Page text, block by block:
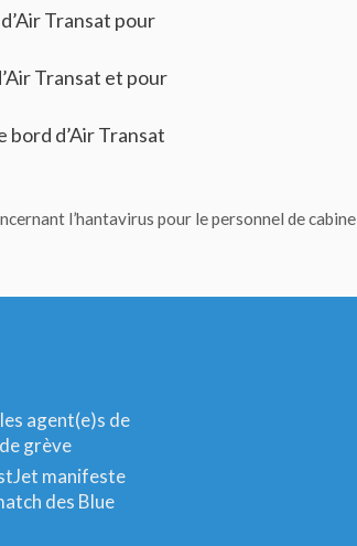
Transat pour
Transat et pour
bord d’Air Transat
l’hantavirus pour le personnel de cabine
agent(e)s de
grève
manifeste
des Blue